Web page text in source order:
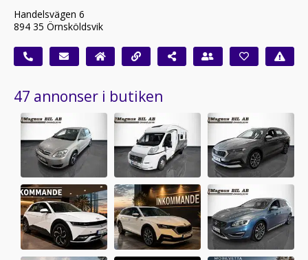
Handelsvägen 6
894 35 Örnsköldsvik
47 annonser i butiken